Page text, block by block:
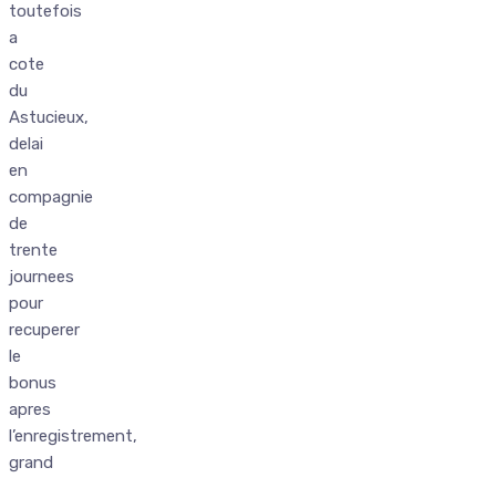
toutefois
a
cote
du
Astucieux,
delai
en
compagnie
de
trente
journees
pour
recuperer
le
bonus
apres
l’enregistrement,
grand